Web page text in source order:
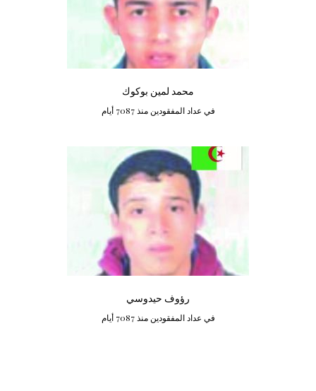
محمد لمين بوكوك
في عداد المفقودين منذ 7087 أيام
رؤوف حيدوسي
في عداد المفقودين منذ 7087 أيام